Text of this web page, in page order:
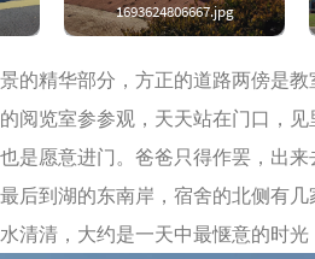
1693624806667.jpg
的精华部分，方正的道路两傍是
阅览室参参观，天天站在门口，
是愿意进门。爸爸只得作罢，出
后到湖的东南岸，宿舍的北侧有
清清，大约是一天中最惬意的时光